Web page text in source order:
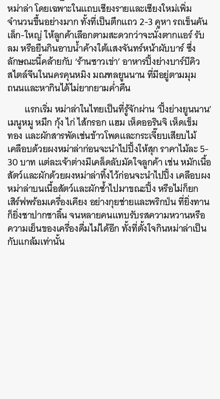
หม่าล่า โดยเฉพาะในแถบเชียงรายและเชียงใหม่เพิ่ม
จำนวนขึ้นอย่างมาก ทั้งที่เป็นตึกแถว 2-3 คูหา รถเข็นคัน
เล็ก-ใหญ่ ให้ลูกค้าเลือกตามสะดวกว่าจะนั่งตากแอร์ รับ
ลม หรือยืนกินอาบน้ำค้างใต้แสงจันทร์หน้าผับบาร์ ซึ่ง
ลักษณะนี้คล้ายกับ ‘ร้านซาวเข่า’ อาหารปิ้งย่างบาร์บีคิว
สไตล์จีนในนครคุนหมิง มณฑลยูนนาน ที่มีอยู่ตามมุม
ถนนและหากินได้ไม่ยากยามค่ำคืน
แรกเริ่ม หม่าล่าในไทยเป็นที่รู้จักผ่าน ‘ปิ้งย่างยูนนาน’
เมนูหมู หมึก กุ้ง ไก่ ไส้กรอก แฮม เห็ดออรินจิ เห็ดเข็ม
ทอง และผักสารพัดเช่นข้าวโพดและกระเจี๊ยบเสียบไม้
เคลือบด้วยผงหม่าล่าก่อนจะนำไปปิ้งให้สุก ราคาไม้ละ 5-
30 บาท แต่ละเจ้าต่างมีเคล็ดลับมัดใจลูกค้า เช่น หมักเนื้อ
สัตว์และผักด้วยผงหม่าล่าทิ้งไว้ก่อนจะนำไปปิ้ง เคลือบผง
หม่าล่าบนเนื้อสัตว์และผักซ้ำไปมาขณะปิ้ง หรือไม่ก็ยก
เสิร์ฟพร้อมเครื่องเคียง อย่างกุยช่ายและพริกป่น ที่ยิ่งทาน
ก็ยิ่งชาปากชาลิ้น จนหลายคนแทบรับรสความหวานหรือ
ความเย็นของเครื่องดื่มไม่ได้อีก ทั้งที่ตั้งใจกินหม่าล่าเป็น
กับแกล้มเท่านั้น
SHARE TWEET LINE EMAIL